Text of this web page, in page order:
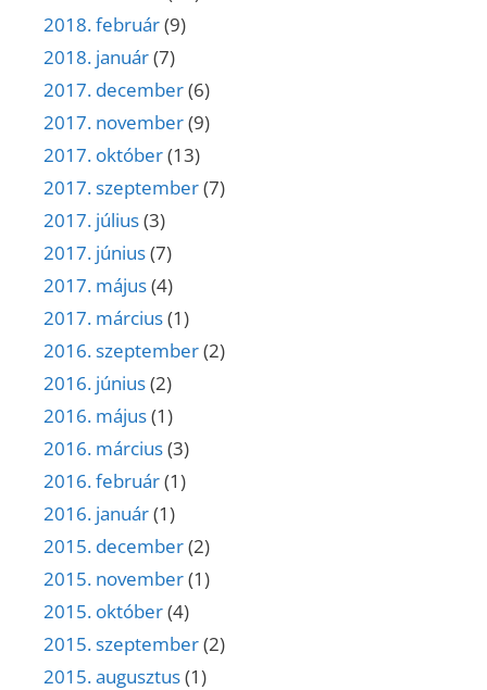
2018. február(9)
2018. január(7)
2017. december(6)
2017. november(9)
2017. október(13)
2017. szeptember(7)
2017. július(3)
2017. június(7)
2017. május(4)
2017. március(1)
2016. szeptember(2)
2016. június(2)
2016. május(1)
2016. március(3)
2016. február(1)
2016. január(1)
2015. december(2)
2015. november(1)
2015. október(4)
2015. szeptember(2)
2015. augusztus(1)